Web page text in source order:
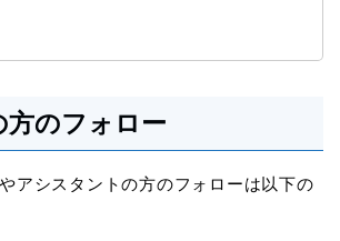
方のフォロー
アシスタントの方のフォローは以下の